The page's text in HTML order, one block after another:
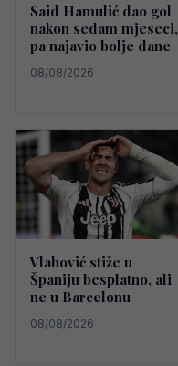
Said Hamulić dao gol
nakon sedam mjeseci,
pa najavio bolje dane
08/08/2026
Vlahović stiže u
Španiju besplatno, ali
ne u Barcelonu
08/08/2026